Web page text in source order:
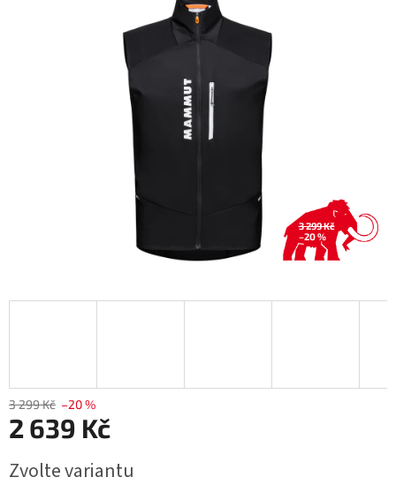
hvězdiček.
3 299 Kč
–20 %
3 299 Kč –20 %
2 639 Kč
cena:
Zvolte variantu